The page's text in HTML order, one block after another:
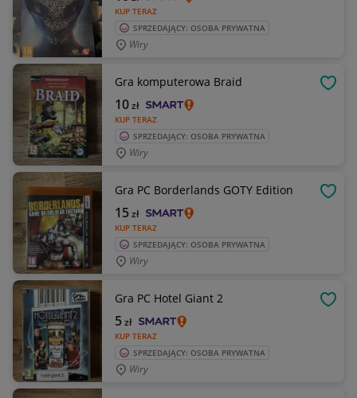
KUP TERAZ
SPRZEDAJĄCY: OSOBA PRYWATNA
Wiry
Gra komputerowa Braid
KUP TERAZ
10zł
SPRZEDAJĄCY: OSOBA PRYWATNA
Wiry
Gra PC Borderlands GOTY Edition
KUP TERAZ
15zł
SPRZEDAJĄCY: OSOBA PRYWATNA
Wiry
Gra PC Hotel Giant 2
KUP TERAZ
5zł
SPRZEDAJĄCY: OSOBA PRYWATNA
Wiry